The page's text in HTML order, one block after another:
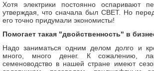
Хотя электрики постоянно оспаривают
утверждая, что сначала был СВЕТ. Но
его точно придумали экономисты!
Помогает такая "двойственность" в
Надо заниматься одним делом долго и
много, много денег. К сожалению,
семеноводство в нашей стране имеют